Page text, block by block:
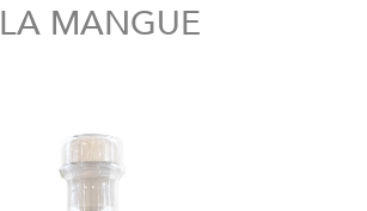
LA MANGUE